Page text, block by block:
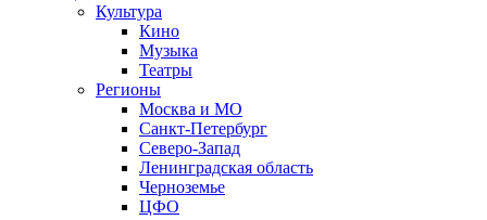
Культура
Кино
Музыка
Театры
Регионы
Москва и МО
Санкт-Петербург
Северо-Запад
Ленинградская область
Черноземье
ЦФО